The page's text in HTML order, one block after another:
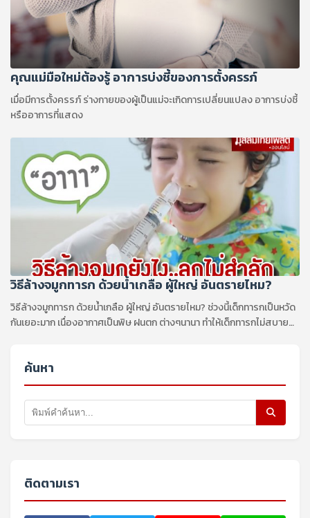
คุณแม่มือใหม่ต้องรู้ อาการบ่งชี้ของการตั้งครรภ์
เมื่อมีการตั้งครรภ์ ร่างกายของผู้เป็นแม่จะเกิดการเปลี่ยนแปลง อาการบ่งชี้
หรืออาการที่แสดง
วิธีล้างจมูกทารก ด้วยน้ำเกลือ ผู้ใหญ่ อันตรายไหม?
วิธีล้างจมูกทารก ด้วยน้ำเกลือ ผู้ใหญ่ อันตรายไหม? ช่วงนี้เด็กทารกเป็นหวัด
กันเยอะมาก เนื่องอากาศเป็นพิษ ฝนตก ต่างๆนานา ทำให้เด็กทารกไม่สบาย
ค้นหา
ติดตามเรา